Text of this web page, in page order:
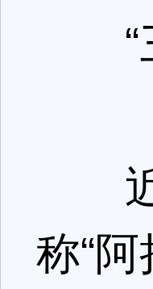
“三
近
称“